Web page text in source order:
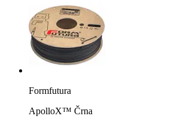
Formfutura
ApolloX™ Črna